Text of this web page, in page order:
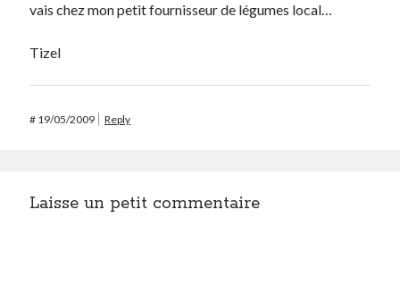
vais chez mon petit fournisseur de légumes local…
Tizel
# 19/05/2009 Reply
Laisse un petit commentaire